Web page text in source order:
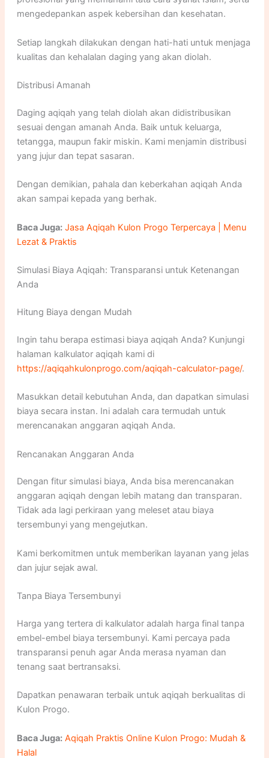
mengedepankan aspek kebersihan dan kesehatan.
Setiap langkah dilakukan dengan hati-hati untuk menjaga
kualitas dan kehalalan daging yang akan diolah.
Distribusi Amanah
Daging aqiqah yang telah diolah akan didistribusikan
sesuai dengan amanah Anda. Baik untuk keluarga,
tetangga, maupun fakir miskin. Kami menjamin distribusi
yang jujur dan tepat sasaran.
Dengan demikian, pahala dan keberkahan aqiqah Anda
akan sampai kepada yang berhak.
Baca Juga: Jasa Aqiqah Kulon Progo Terpercaya | Menu
Lezat & Praktis
Simulasi Biaya Aqiqah: Transparansi untuk Ketenangan
Anda
Hitung Biaya dengan Mudah
Ingin tahu berapa estimasi biaya aqiqah Anda? Kunjungi
halaman kalkulator aqiqah kami di
https://aqiqahkulonprogo.com/aqiqah-calculator-page/.
Masukkan detail kebutuhan Anda, dan dapatkan simulasi
biaya secara instan. Ini adalah cara termudah untuk
merencanakan anggaran aqiqah Anda.
Rencanakan Anggaran Anda
Dengan fitur simulasi biaya, Anda bisa merencanakan
anggaran aqiqah dengan lebih matang dan transparan.
Tidak ada lagi perkiraan yang meleset atau biaya
tersembunyi yang mengejutkan.
Kami berkomitmen untuk memberikan layanan yang jelas
dan jujur sejak awal.
Tanpa Biaya Tersembunyi
Harga yang tertera di kalkulator adalah harga final tanpa
embel-embel biaya tersembunyi. Kami percaya pada
transparansi penuh agar Anda merasa nyaman dan
tenang saat bertransaksi.
Dapatkan penawaran terbaik untuk aqiqah berkualitas di
Kulon Progo.
Baca Juga: Aqiqah Praktis Online Kulon Progo: Mudah &
Halal